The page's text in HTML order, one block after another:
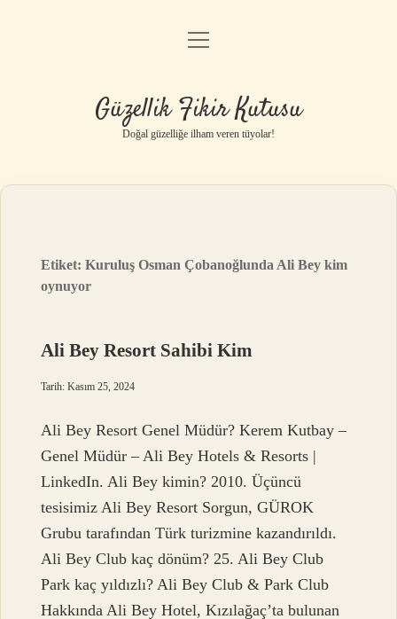
Anasayfa
Yasal Uyarı
menüyü
Güzellik Fikir Kutusu
Doğal güzelliğe ilham veren tüyolar!
Etiket:Kuruluş Osman Çobanoğlunda Ali Bey kim
oynuyor
Ali Bey Resort Sahibi Kim
Tarih: Kasım 25, 2024
Ali Bey Resort Genel Müdür? Kerem Kutbay –
Genel Müdür – Ali Bey Hotels & Resorts |
LinkedIn. Ali Bey kimin? 2010. Üçüncü
tesisimiz Ali Bey Resort Sorgun, GÜROK
Grubu tarafından Türk turizmine kazandırıldı.
Ali Bey Club kaç dönüm? 25. Ali Bey Club
Park kaç yıldızlı? Ali Bey Club & Park Club
Hakkında Ali Bey Hotel, Kızılağaç’ta bulunan